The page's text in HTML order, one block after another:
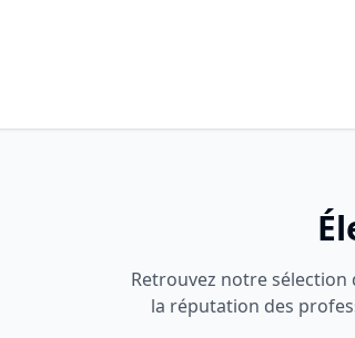
Retrouvez notre sélection
la réputation des